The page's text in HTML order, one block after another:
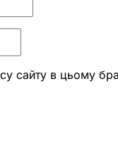
сайту в цьому